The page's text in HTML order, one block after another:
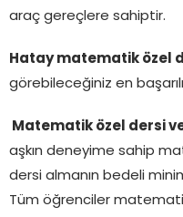
araç gereçlere sahiptir.
Hatay matematik özel
görebileceğiniz en
Matematik özel dersi
aşkın deneyime sahip
dersi almanın bedeli
Tüm öğrenciler